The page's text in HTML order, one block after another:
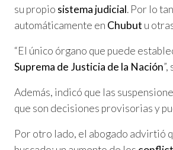
su propio sistema judicial. Por lo
automáticamente en Chubut u
“El único órgano que puede
Suprema de Justicia de la Nación
Además, indicó que las
que son decisiones provisorias y
Por otro lado, el abogado advirtió